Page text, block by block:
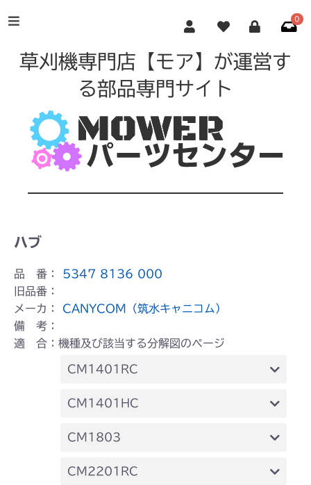
0
草刈機専門店【モア】が運営す
る部品専門サイト
ハブ
品 番：
5347 8136 000
旧品番：
メーカ： CANYCOM（筑水キャニコム）
備 考：
適 合：機種及び該当する分解図のページ
CM1401RC
ミッション FIG4 アクスル
CM1401HC
ミッション FIG4 アクスル
CM1803
ミッション FIG4 アクスル
CM2201RC